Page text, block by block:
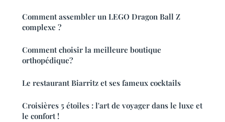
Comment assembler un LEGO Dragon Ball Z
complexe ?
Comment choisir la meilleure boutique
orthopédique?
Le restaurant Biarritz et ses fameux cocktails
Croisières 5 étoiles : l'art de voyager dans le luxe et
le confort !